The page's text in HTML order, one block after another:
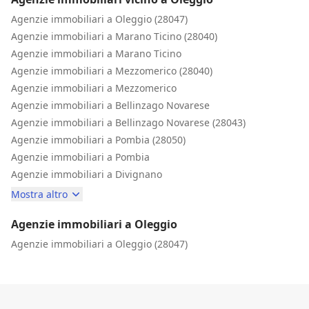
Agenzie immobiliari a Oleggio (28047)
Agenzie immobiliari a Marano Ticino (28040)
Agenzie immobiliari a Marano Ticino
Agenzie immobiliari a Mezzomerico (28040)
Agenzie immobiliari a Mezzomerico
Agenzie immobiliari a Bellinzago Novarese
Agenzie immobiliari a Bellinzago Novarese (28043)
Agenzie immobiliari a Pombia (28050)
Agenzie immobiliari a Pombia
Agenzie immobiliari a Divignano
Mostra altro
Agenzie immobiliari a Oleggio
Agenzie immobiliari a Oleggio (28047)